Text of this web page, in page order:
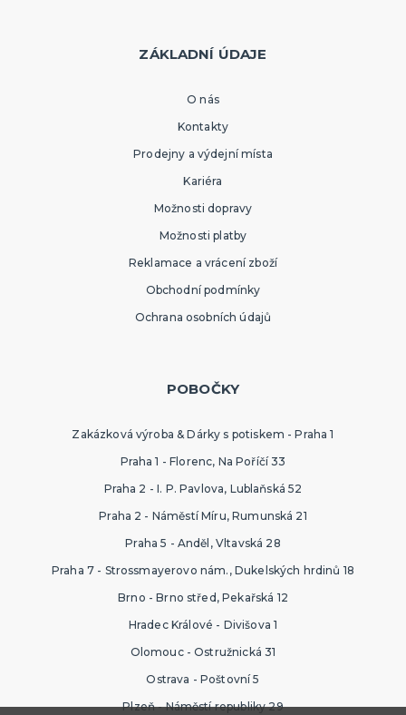
ZÁKLADNÍ ÚDAJE
O nás
Kontakty
Prodejny a výdejní místa
Kariéra
Možnosti dopravy
Možnosti platby
Reklamace a vrácení zboží
Obchodní podmínky
Ochrana osobních údajů
POBOČKY
Zakázková výroba & Dárky s potiskem - Praha 1
Praha 1 - Florenc, Na Poříčí 33
Praha 2 - I. P. Pavlova, Lublaňská 52
Praha 2 - Náměstí Míru, Rumunská 21
Praha 5 - Anděl, Vltavská 28
Praha 7 - Strossmayerovo nám., Dukelských hrdinů 18
Brno - Brno střed, Pekařská 12
Hradec Králové - Divišova 1
Olomouc - Ostružnická 31
Ostrava - Poštovní 5
Plzeň - Náměstí republiky 29